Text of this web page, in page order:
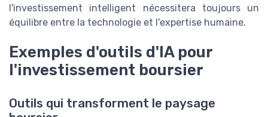
l'investissement intelligent nécessitera toujours un
équilibre entre la technologie et l'expertise humaine.
Exemples d'outils d'IA pour
l'investissement boursier
Outils qui transforment le paysage